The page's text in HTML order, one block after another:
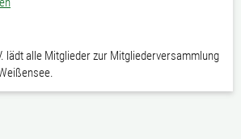
lädt alle Mitglieder zur Mitgliederversammlung